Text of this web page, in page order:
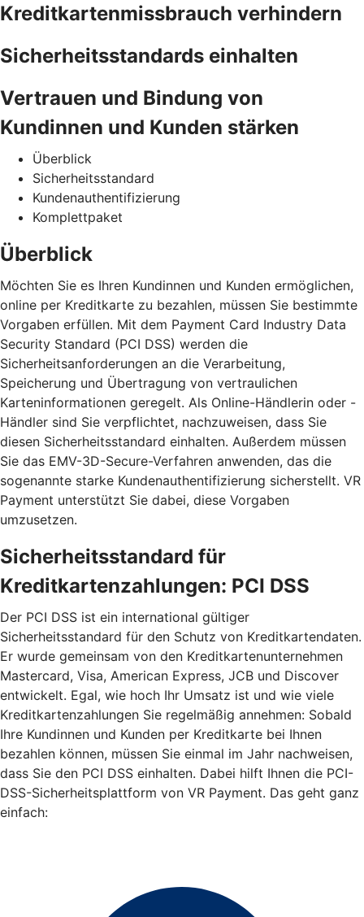
Kreditkartenmissbrauch verhindern
Sicherheitsstandards einhalten
Vertrauen und Bindung von
Kundinnen und Kunden stärken
Überblick
Sicherheitsstandard
Kundenauthentifizierung
Komplettpaket
Überblick
Möchten Sie es Ihren Kundinnen und Kunden ermöglichen,
online per Kreditkarte zu bezahlen, müssen Sie bestimmte
Vorgaben erfüllen. Mit dem Payment Card Industry Data
Security Standard (PCI DSS) werden die
Sicherheitsanforderungen an die Verarbeitung,
Speicherung und Übertragung von vertraulichen
Karteninformationen geregelt. Als Online-Händlerin oder -
Händler sind Sie verpflichtet, nachzuweisen, dass Sie
diesen Sicherheitsstandard einhalten. Außerdem müssen
Sie das EMV-3D-Secure-Verfahren anwenden, das die
sogenannte starke Kundenauthentifizierung sicherstellt. VR
Payment unterstützt Sie dabei, diese Vorgaben
umzusetzen.
Sicherheitsstandard für
Kreditkartenzahlungen: PCI DSS
Der PCI DSS ist ein international gültiger
Sicherheitsstandard für den Schutz von Kreditkartendaten.
Er wurde gemeinsam von den Kreditkartenunternehmen
Mastercard, Visa, American Express, JCB und Discover
entwickelt. Egal, wie hoch Ihr Umsatz ist und wie viele
Kreditkartenzahlungen Sie regelmäßig annehmen: Sobald
Ihre Kundinnen und Kunden per Kreditkarte bei Ihnen
bezahlen können, müssen Sie einmal im Jahr nachweisen,
dass Sie den PCI DSS einhalten. Dabei hilft Ihnen die PCI-
DSS-Sicherheitsplattform von VR Payment. Das geht ganz
einfach: